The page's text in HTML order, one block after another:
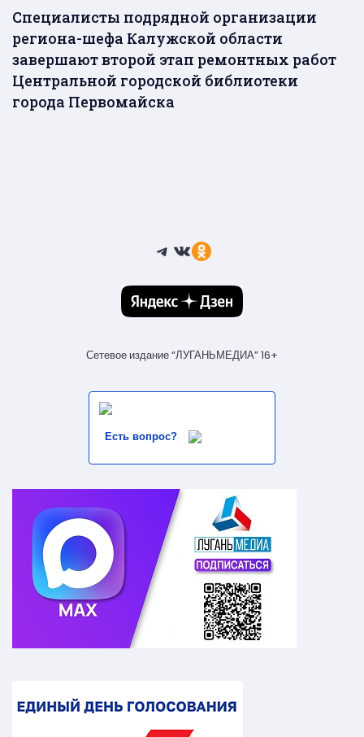
Специалисты подрядной организации
региона-шефа Калужской области
завершают второй этап ремонтных работ
Центральной городской библиотеки
города Первомайска
Telegram
ВКонтакте
Ссылка
Сетевое издание “ЛУГАНЬМЕДИА” 16+
Есть вопрос?